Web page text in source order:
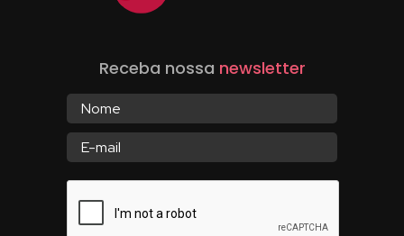
Receba nossa newsletter